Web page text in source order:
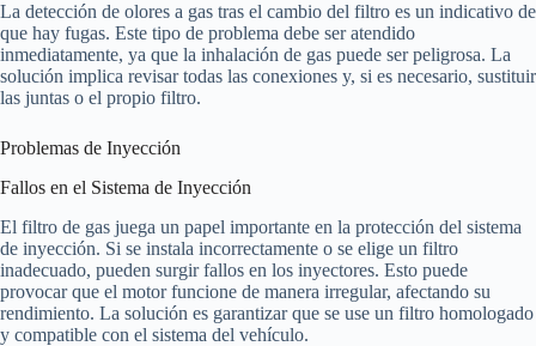
La detección de olores a gas tras el cambio del filtro es un indicativo de
que hay fugas. Este tipo de problema debe ser atendido
inmediatamente, ya que la inhalación de gas puede ser peligrosa. La
solución implica revisar todas las conexiones y, si es necesario, sustituir
las juntas o el propio filtro.
Problemas de Inyección
Fallos en el Sistema de Inyección
El filtro de gas juega un papel importante en la protección del sistema
de inyección. Si se instala incorrectamente o se elige un filtro
inadecuado, pueden surgir fallos en los inyectores. Esto puede
provocar que el motor funcione de manera irregular, afectando su
rendimiento. La solución es garantizar que se use un filtro homologado
y compatible con el sistema del vehículo.